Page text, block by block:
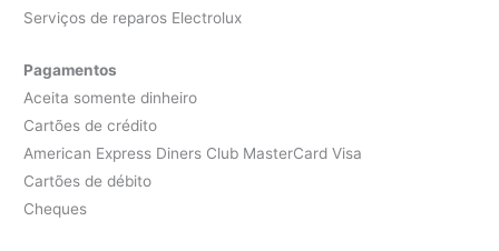
Serviços de reparos Electrolux
Pagamentos
Aceita somente dinheiro
Cartões de crédito
American Express Diners Club MasterCard Visa
Cartões de débito
Cheques